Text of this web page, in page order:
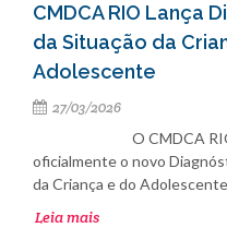
CMDCA RIO Lança
da Situação da
Adolescente
27/03/2026
O CMDCA
oficialmente o novo
da Criança e do
Leia mais